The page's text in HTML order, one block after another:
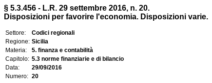
§ 5.3.456 - L.R. 29 settembre 2016, n. 20.
Disposizioni per favorire l'economia. Disposizioni varie.
Settore:
Codici regionali
Regione: Sicilia
Materia:
5. finanza e contabilità
Capitolo: 5.3 norme finanziarie e di bilancio
Data:
29/09/2016
Numero: 20